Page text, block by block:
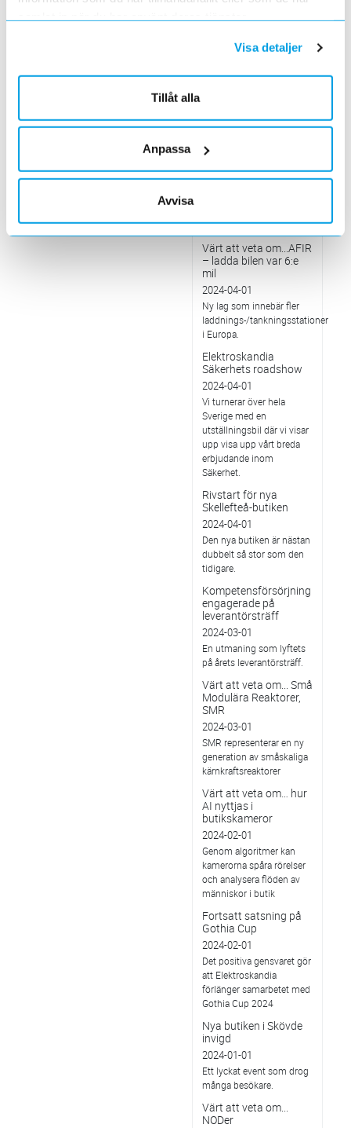
samlat in när du har använt deras tjänster.
Visa detaljer
Tillåt alla
Anpassa
Avvisa
betalning med vanligt
betalkort på
2024-05-01
som installeras från och
betalkort.
Nordic Mobile
2024
K16!
Värt att veta om...AFIR
– ladda bilen var 6:e
mil
2024-04-01
Ny lag som innebär fler
laddnings-/tankningsstationer
i Europa.
Elektroskandia
Säkerhets roadshow
2024-04-01
Vi turnerar över hela
Sverige med en
utställningsbil där vi visar
upp visa upp vårt breda
erbjudande inom
Säkerhet.
Rivstart för nya
Skellefteå-butiken
2024-04-01
Den nya butiken är nästan
dubbelt så stor som den
tidigare.
Kompetensförsörjning
engagerade på
leverantörsträff
2024-03-01
En utmaning som lyftets
på årets leverantörsträff.
Värt att veta om... Små
Modulära Reaktorer,
SMR
2024-03-01
SMR representerar en ny
generation av småskaliga
kärnkraftsreaktorer
Värt att veta om… hur
AI nyttjas i
butikskameror
2024-02-01
Genom algoritmer kan
kamerorna spåra rörelser
och analysera flöden av
människor i butik
Fortsatt satsning på
Gothia Cup
2024-02-01
Det positiva gensvaret gör
att Elektroskandia
förlänger samarbetet med
Gothia Cup 2024
Nya butiken i Skövde
invigd
2024-01-01
Ett lyckat event som drog
många besökare.
Värt att veta om...
NODer